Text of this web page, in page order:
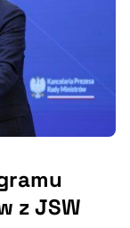
z JSW